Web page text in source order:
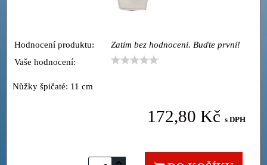
Hodnocení produktu:
Zatím bez hodnocení. Buďte první!
Vaše hodnocení:
Nůžky špičaté: 11 cm
172,80 Kč s DPH